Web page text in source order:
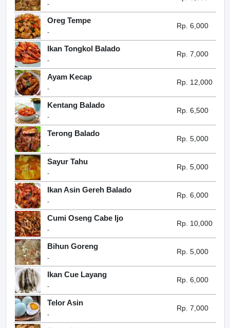
-
Oreg Tempe
-
Rp. 6,000
Ikan Tongkol Balado
-
Rp. 7,000
Ayam Kecap
-
Rp. 12,000
Kentang Balado
-
Rp. 6,500
Terong Balado
-
Rp. 5,000
Sayur Tahu
-
Rp. 5,000
Ikan Asin Gereh Balado
-
Rp. 6,000
Cumi Oseng Cabe Ijo
-
Rp. 10,000
Bihun Goreng
-
Rp. 5,000
Ikan Cue Layang
-
Rp. 6,000
Telor Asin
-
Rp. 7,000